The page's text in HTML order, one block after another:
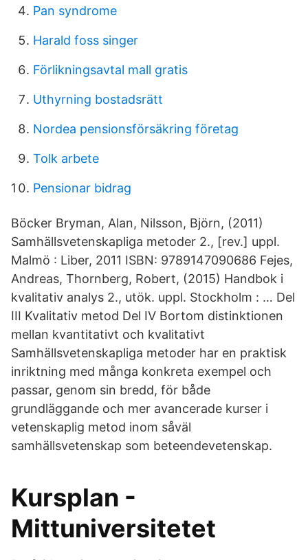
Pan syndrome
Harald foss singer
Förlikningsavtal mall gratis
Uthyrning bostadsrätt
Nordea pensionsförsäkring företag
Tolk arbete
Pensionar bidrag
Böcker Bryman, Alan, Nilsson, Björn, (2011)
Samhällsvetenskapliga metoder 2., [rev.] uppl.
Malmö : Liber, 2011 ISBN: 9789147090686 Fejes,
Andreas, Thornberg, Robert, (2015) Handbok i
kvalitativ analys 2., utök. uppl. Stockholm : … Del
III Kvalitativ metod Del IV Bortom distinktionen
mellan kvantitativt och kvalitativt
Samhällsvetenskapliga metoder har en praktisk
inriktning med många konkreta exempel och
passar, genom sin bredd, för både
grundläggande och mer avancerade kurser i
vetenskaplig metod inom såväl
samhällsvetenskap som beteendevetenskap.
Kursplan -
Mittuniversitetet